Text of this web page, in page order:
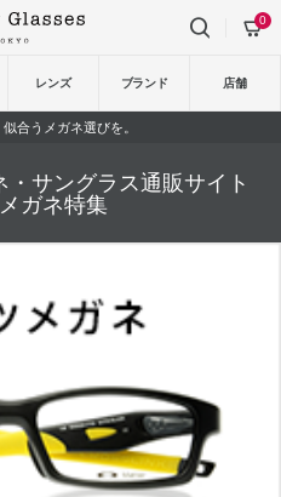
レンズ ブランド 店舗
0
合うメガネ選びを。
サングラス通販サイト
ガネ特集